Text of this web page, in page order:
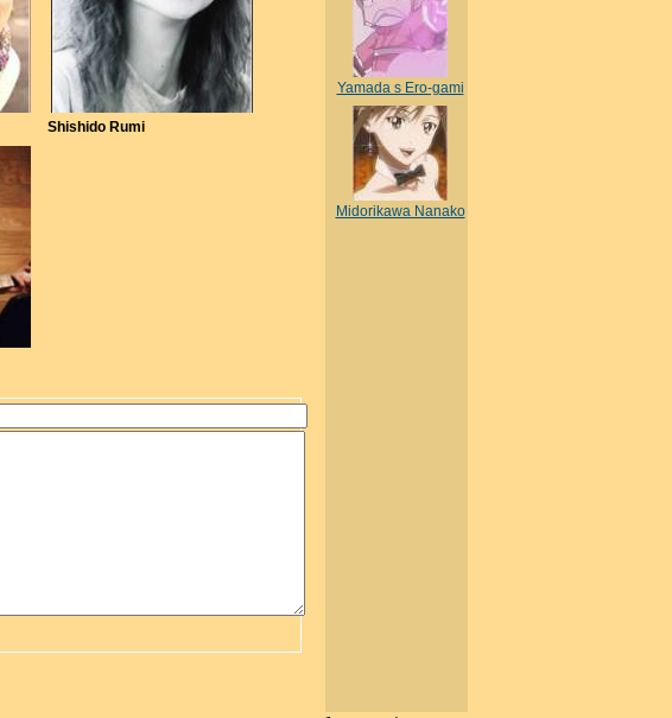
Shishido Rumi
Yamada s Ero-gami
Midorikawa Nanako